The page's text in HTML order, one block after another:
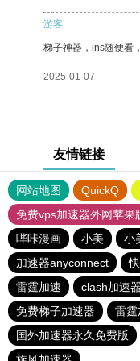
游客
梯子神器，ins随便看
2025-01-07
友情链接
网站地图 QuickQ
免费vps加速器外网苹果
哔咔漫画
小美 小
加速器anyconnect
雷霆加速
clash加速
免费梯子加速器
雷霆
国外加速器永久免费版